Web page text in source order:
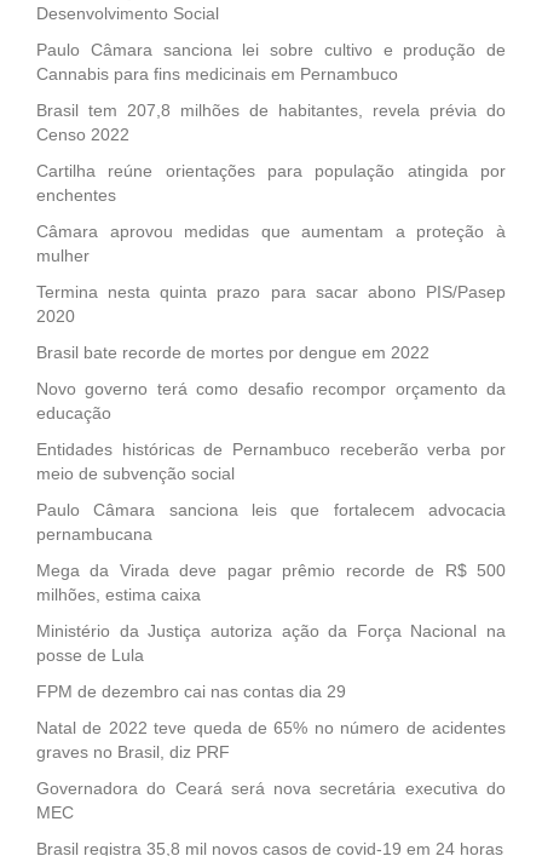
Desenvolvimento Social
Paulo Câmara sanciona lei sobre cultivo e produção de
Cannabis para fins medicinais em Pernambuco
Brasil tem 207,8 milhões de habitantes, revela prévia do
Censo 2022
Cartilha reúne orientações para população atingida por
enchentes
Câmara aprovou medidas que aumentam a proteção à
mulher
Termina nesta quinta prazo para sacar abono PIS/Pasep
2020
Brasil bate recorde de mortes por dengue em 2022
Novo governo terá como desafio recompor orçamento da
educação
Entidades históricas de Pernambuco receberão verba por
meio de subvenção social
Paulo Câmara sanciona leis que fortalecem advocacia
pernambucana
Mega da Virada deve pagar prêmio recorde de R$ 500
milhões, estima caixa
Ministério da Justiça autoriza ação da Força Nacional na
posse de Lula
FPM de dezembro cai nas contas dia 29
Natal de 2022 teve queda de 65% no número de acidentes
graves no Brasil, diz PRF
Governadora do Ceará será nova secretária executiva do
MEC
Brasil registra 35,8 mil novos casos de covid-19 em 24 horas